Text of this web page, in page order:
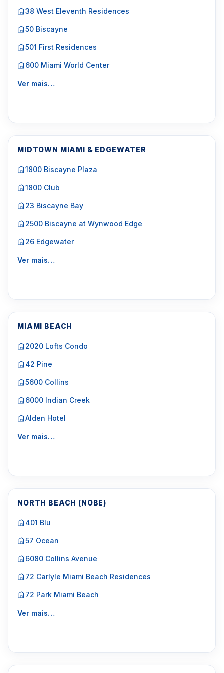
38 West Eleventh Residences
50 Biscayne
501 First Residences
600 Miami World Center
Ver mais…
MIDTOWN MIAMI & EDGEWATER
1800 Biscayne Plaza
1800 Club
23 Biscayne Bay
2500 Biscayne at Wynwood Edge
26 Edgewater
Ver mais…
MIAMI BEACH
2020 Lofts Condo
42 Pine
5600 Collins
6000 Indian Creek
Alden Hotel
Ver mais…
NORTH BEACH (NOBE)
401 Blu
57 Ocean
6080 Collins Avenue
72 Carlyle Miami Beach Residences
72 Park Miami Beach
Ver mais…